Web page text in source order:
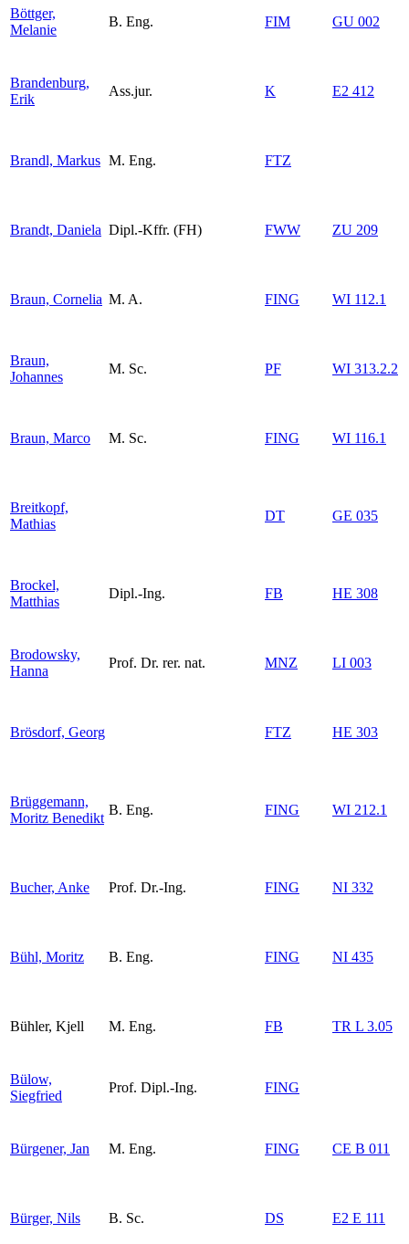
Böttger,
Melanie
B. Eng. FIM GU 002
Brandenburg,
Erik
Ass.jur. K E2 412
Brandl, Markus M. Eng. FTZ
Brandt, Daniela Dipl.-Kffr. (FH) FWW ZU 209
Braun, Cornelia M. A. FING WI 112.1
Braun,
Johannes
M. Sc. PF WI 313.2.2
Braun, Marco M. Sc. FING WI 116.1
Breitkopf,
Mathias
DT GE 035
Brockel,
Matthias
Dipl.-Ing. FB HE 308
Brodowsky,
Hanna
Prof. Dr. rer. nat. MNZ LI 003
Brösdorf, Georg FTZ HE 303
Brüggemann,
Moritz Benedikt
B. Eng. FING WI 212.1
Bucher, Anke Prof. Dr.-Ing. FING NI 332
Bühl, Moritz B. Eng. FING NI 435
Bühler, Kjell M. Eng. FB TR L 3.05
Bülow,
Siegfried
Prof. Dipl.-Ing. FING
Bürgener, Jan M. Eng. FING CE B 011
Bürger, Nils B. Sc. DS E2 E 111